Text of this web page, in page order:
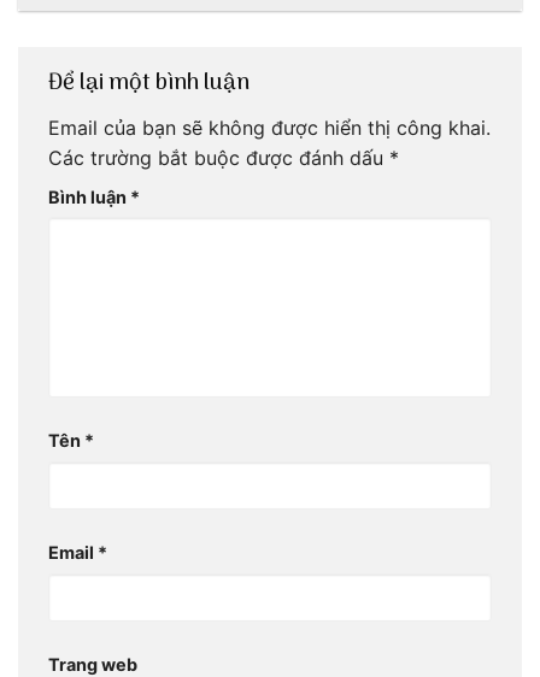
Để lại một bình luận
Email của bạn sẽ không được hiển thị công khai.
Các trường bắt buộc được đánh dấu *
Bình luận *
Tên *
Email *
Trang web